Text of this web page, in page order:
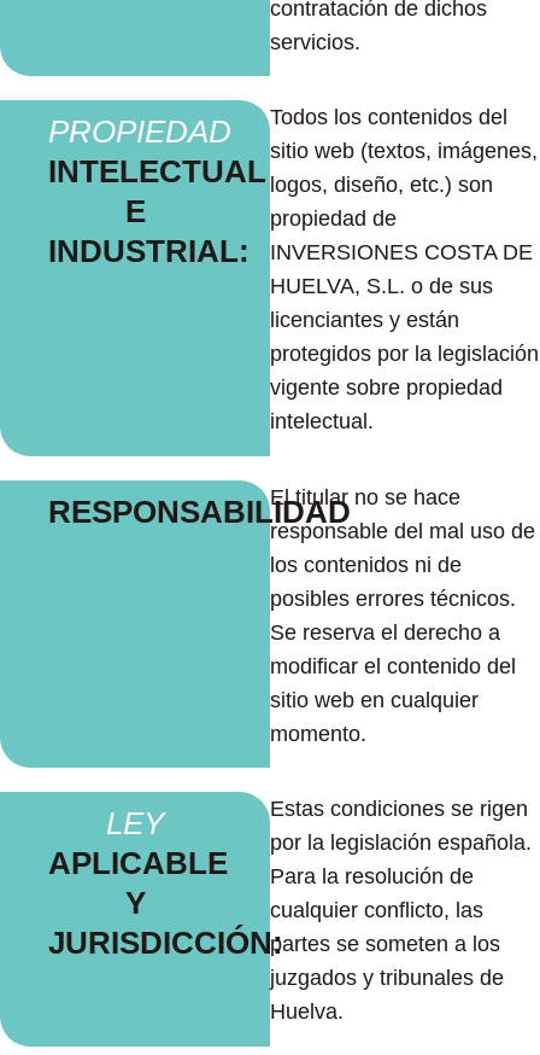
contratación de dichos
servicios.
PROPIEDAD
INTELECTUAL
E
INDUSTRIAL:
Todos los contenidos del
sitio web (textos, imágenes,
logos, diseño, etc.) son
propiedad de
INVERSIONES COSTA DE
HUELVA, S.L. o de sus
licenciantes y están
protegidos por la legislación
vigente sobre propiedad
intelectual.
RESPONSABILIDADEl titular no se hace
responsable del mal uso de
los contenidos ni de
posibles errores técnicos.
Se reserva el derecho a
modificar el contenido del
sitio web en cualquier
momento.
LEY
APLICABLE
Y
JURISDICCIÓN:
Estas condiciones se rigen
por la legislación española.
Para la resolución de
cualquier conflicto, las
partes se someten a los
juzgados y tribunales de
Huelva.